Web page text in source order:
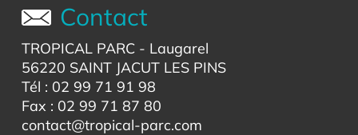
Contact
TROPICAL PARC- Laugarel
56220 SAINT JACUT LES PINS
Tél : 02 99 71 91 98
Fax : 02 99 71 87 80
contact@tropical-parc.com